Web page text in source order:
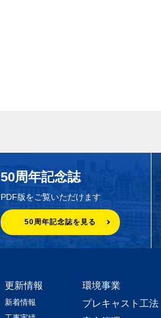
50周年記念誌
PDF版をご覧いただけます
50周年記念誌を見る
更新情報
新着情報
環境事業
プレキャスト工法